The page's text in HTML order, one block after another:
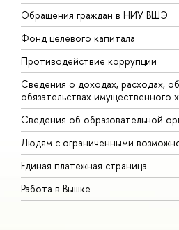
Обращения граждан в НИУ ВШЭ
Фонд целевого капитала
Противодействие коррупции
Сведения о доходах, расходах,
обязательствах имущественного
Сведения об образовательной
Людям с ограниченными
Единая платежная страница
Работа в Вышке